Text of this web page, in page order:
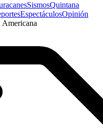
SismosQuintana
EspectáculosOpinión